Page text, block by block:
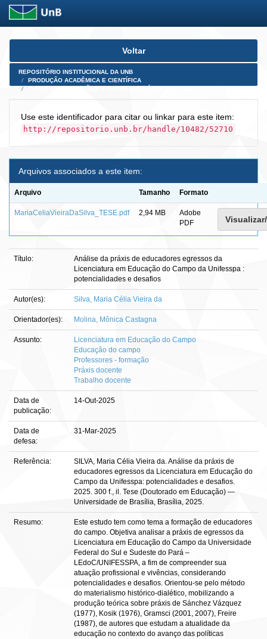
Skip
Voltar
REPOSITÓRIO INSTITUCIONAL DA UNB
PRODUÇÃO ACADÊMICA E CIENTÍFICA
Use este identificador para citar ou linkar para este item:
http://repositorio.unb.br/handle/10482/52710
Arquivos associados a este item:
Arquivo Tamanho Formato
MariaCeliaVieiraDaSilva_TESE.pdf 2,94 MB
Adobe
PDF
Título:
Análise da práxis de educadores egressos da
Licenciatura em Educação do Campo da Unifesspa :
potencialidades e desafios
Autor(es): Silva, Maria Célia Vieira da
Orientador(es): Molina, Mônica Castagna
Assunto:
Licenciatura em Educação do Campo
Educação do campo
Professores - formação
Práxis docente
Trabalho docente
Data de
publicação:
14-Out-2025
Data de
defesa:
31-Mar-2025
Referência:
SILVA, Maria Célia Vieira da. Análise da práxis de
educadores egressos da Licenciatura em Educação do
Campo da Unifesspa: potencialidades e desafios.
2025. 300 f., il. Tese (Doutorado em Educação) —
Universidade de Brasília, Brasília, 2025.
Resumo:
Este estudo tem como tema a formação de educadores
do campo. Objetiva analisar a práxis de egressos da
Licenciatura em Educação do Campo da Universidade
Federal do Sul e Sudeste do Pará ‒
LEdoC/UNIFESSPA, a fim de compreender sua
atuação profissional e vivências, considerando
potencialidades e desafios. Orientou-se pelo método
do materialismo histórico-dialético, mobilizando a
produção teórica sobre práxis de Sánchez Vázquez
(1977), Kosik (1976), Gramsci (2001, 2007), Freire
(1987), de autores que estudam a atualidade da
educação no contexto do avanço das políticas